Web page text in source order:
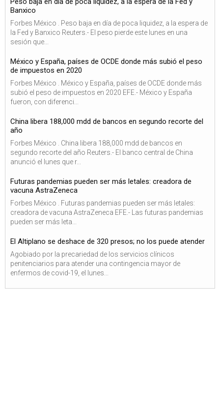
Banxico
Forbes México . Peso baja en día de poca liquidez, a la espera de
la Fed y Banxico Reuters.- El peso pierde este lunes en una
sesión que...
México y España, países de OCDE donde más subió el peso
de impuestos en 2020
Forbes México . México y España, países de OCDE donde más
subió el peso de impuestos en 2020 EFE.- México y España
fueron, con diferenci...
China libera 188,000 mdd de bancos en segundo recorte del
año
Forbes México . China libera 188,000 mdd de bancos en
segundo recorte del año Reuters.- El banco central de China
anunció el lunes que r...
Futuras pandemias pueden ser más letales: creadora de
vacuna AstraZeneca
Forbes México . Futuras pandemias pueden ser más letales:
creadora de vacuna AstraZeneca EFE.- Las futuras pandemias
pueden ser más leta...
El Altiplano se deshace de 320 presos; no los puede atender
Agobiado por la precariedad de los servicios clínicos
penitenciarios para atender una contingencia mayor de
enfermos de covid-19, el lunes...